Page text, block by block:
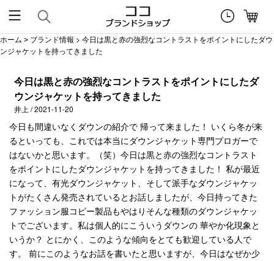
ホーム > ブランド情報 > 今日は黒と赤の強烈なコントラストをポイントにしたダウ
ンジャケットを持ってきました
今日は黒と赤の強烈なコントラストをポイントにしたダ
ウンジャケットを持ってきました
井上 / 2021-11-20
今日も間違いなくダウンの紹介で 帰って来ました！ いくら冬が来
るといっても、これでは本当にダウンジャケット専門ブロガーで
はないかと思います。（笑）今日は黒と赤の強烈なコントラスト
をポイントにしたダウンジャケットを持ってきました！ 私が最近
になって、有光ダウンジャケット、そして派手なダウンジャケッ
トがたくさん発売されているとお話しましたが、今日持ってきた
ファッション服コピー製品もやはりそんな種類のダウンジャケッ
トでございます。私は個人的にこういうダウンの 華やか化現象と
いうか？ とにかく、このような傾向をとても歓迎している人で
す。 前にこのようなお話を書いたと思いますが、今日はなぜか少